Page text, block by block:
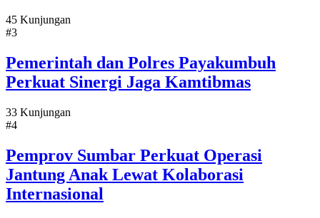
45 Kunjungan
#3
Pemerintah dan Polres Payakumbuh
Perkuat Sinergi Jaga Kamtibmas
33 Kunjungan
#4
Pemprov Sumbar Perkuat Operasi
Jantung Anak Lewat Kolaborasi
Internasional